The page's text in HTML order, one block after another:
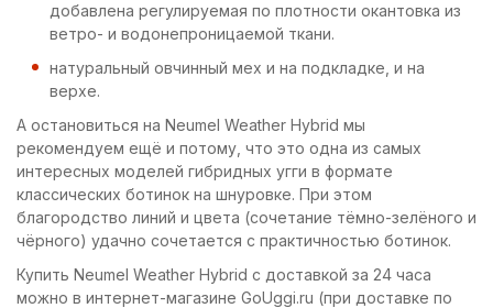
добавлена регулируемая по плотности окантовка из
ветро- и водонепроницаемой ткани.
натуральный овчинный мех и на подкладке, и на
верхе.
А остановиться на Neumel Weather Hybrid мы
рекомендуем ещё и потому, что это одна из самых
интересных моделей гибридных угги в формате
классических ботинок на шнуровке. При этом
благородство линий и цвета (сочетание тёмно-зелёного и
чёрного) удачно сочетается с практичностью ботинок.
Купить Neumel Weather Hybrid с доставкой за 24 часа
можно в интернет-магазине GoUggi.ru (при доставке по